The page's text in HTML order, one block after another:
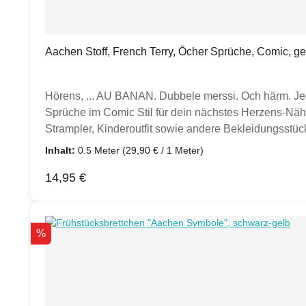
Aachen Stoff, French Terry, Öcher Sprüche, Comic,
Hörens, ... AU BANAN. Dubbele merssi. Och härm.
Sprüche im Comic Stil für dein nächstes Herzens-
Strampler, Kinderoutfit sowie andere
andere kreative Projekte lassen sich ebenfalls
Waschgänge und die Hochveredelung ist der Stoff
nach Kombistoffen! Eine Auswahl an passenden uni
Produktkategorien. Die Aachen-Stoffe wurden teils
Inhalt: 0.5 Meter (29,90 € / 1 Meter)
Regulärer Preis:
14,95 €
Rabatt
%